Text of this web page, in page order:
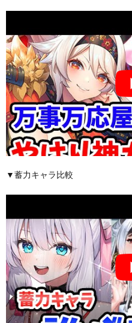
▼蓄力キャラ比較